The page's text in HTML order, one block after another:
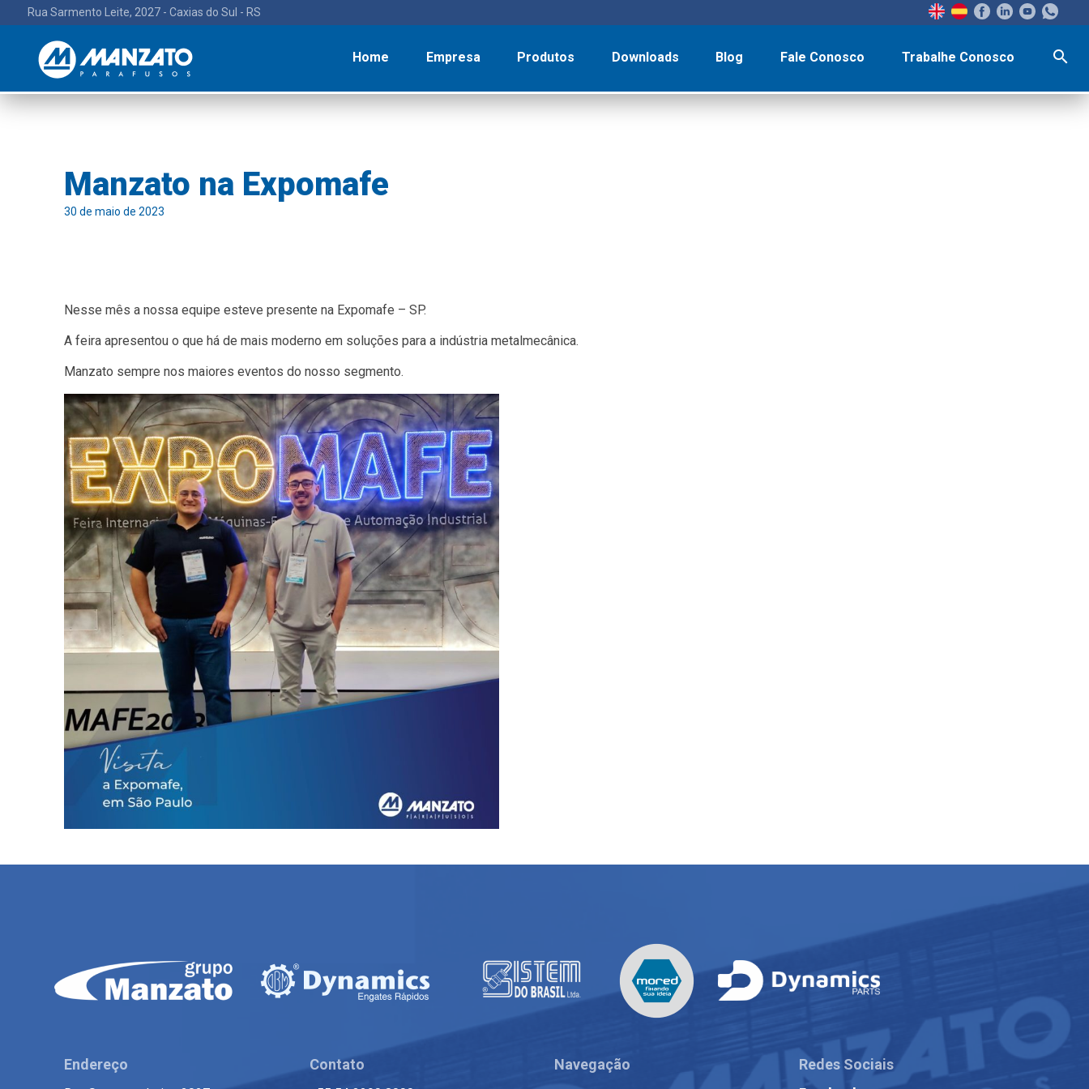
Rua Sarmento Leite, 2027 - Caxias do Sul - RS
Home Empresa Produtos Downloads Blog Fale Conosco Trabalhe Conosco search
Manzato na Expomafe
30 de maio de 2023
Nesse mês a nossa equipe esteve presente na Expomafe – SP.
A feira apresentou o que há de mais moderno em soluções para a indústria metalmecânica.
Manzato sempre nos maiores eventos do nosso segmento.
Endereço Contato Navegação Redes Sociais